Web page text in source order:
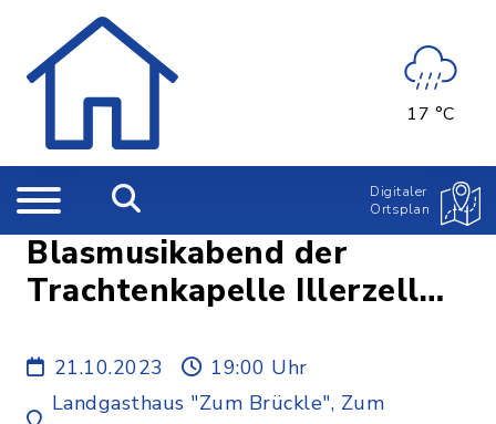
17 °C
Digitaler
Ortsplan
Blasmusikabend der
Trachtenkapelle Illerzell
21.10.2023
19:00 Uhr
Landgasthaus "Zum Brückle", Zum